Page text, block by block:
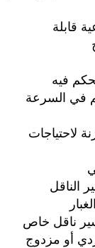
قابلة
فيه
في السرعة
لاحتياجات
الناقل
ناقل خاص
أو مزدوج